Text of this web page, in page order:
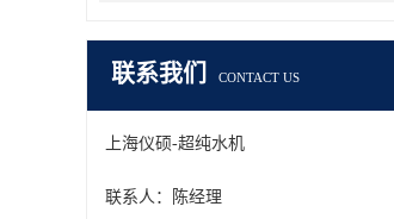
联系我们 CONTACT US
上海仪硕-超纯水机
联系人：陈经理